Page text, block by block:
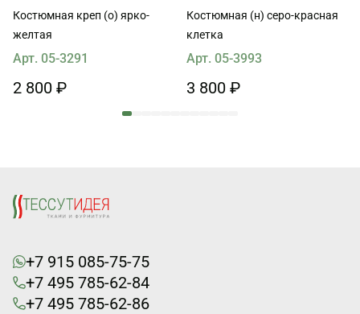
Костюмная креп (о) ярко-
желтая
Арт. 05-3291
2 800 ₽
Костюмная (н) серо-красная
клетка
Арт. 05-3993
3 800 ₽
+7 915 085-75-75
+7 495 785-62-84
+7 495 785-62-86